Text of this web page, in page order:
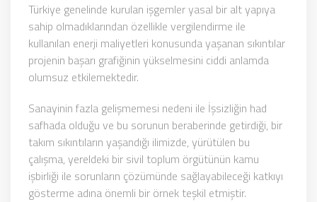
Türkiye genelinde kurulan işgemler yasal bir alt yapıya
sahip olmadıklarından özellikle vergilendirme ile
kullanılan enerji maliyetleri konusunda yaşanan sıkıntılar
projenin başarı grafiğinin yükselmesini ciddi anlamda
olumsuz etkilemektedir.
Sanayinin fazla gelişmemesi nedeni ile İşsizliğin had
safhada olduğu ve bu sorunun beraberinde getirdiği, bir
takım sıkıntıların yaşandığı ilimizde, yürütülen bu
çalışma, yereldeki bir sivil toplum örgütünün kamu
işbirliği ile sorunların çözümünde sağlayabileceği katkıyı
gösterme adına önemli bir örnek teşkil etmiştir.